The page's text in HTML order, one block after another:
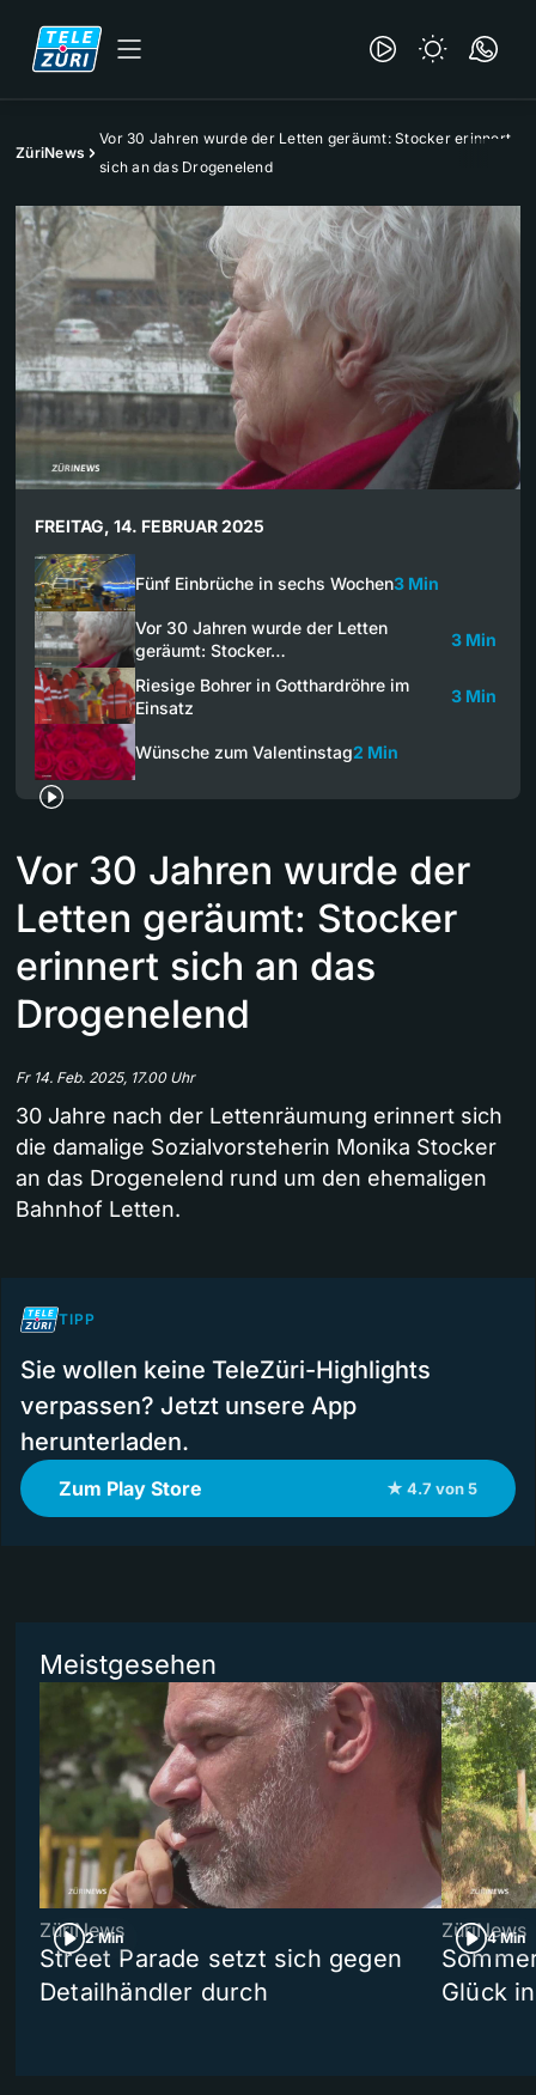
ZüriNews
Vor 30 Jahren wurde der Letten geräumt: Stocker erinnert
sich an das Drogenelend
FREITAG, 14. FEBRUAR 2025
Fünf Einbrüche in sechs Wochen3 Min
Vor 30 Jahren wurde der Letten
geräumt: Stocker…
3 Min
Riesige Bohrer in Gotthardröhre im
Einsatz
3 Min
Wünsche zum Valentinstag2 Min
Vor 30 Jahren wurde der
Letten geräumt: Stocker
erinnert sich an das
Drogenelend
Fr 14. Feb. 2025, 17.00 Uhr
30 Jahre nach der Lettenräumung erinnert sich
die damalige Sozialvorsteherin Monika Stocker
an das Drogenelend rund um den ehemaligen
Bahnhof Letten.
TIPP
Sie wollen keine TeleZüri-Highlights
verpassen? Jetzt unsere App
herunterladen.
Zum Play Store ★ 4.7 von 5
Meistgesehen
2 Min
ZüriNews
Street Parade setzt sich gegen
Detailhändler durch
4 Min
ZüriNews
Glück